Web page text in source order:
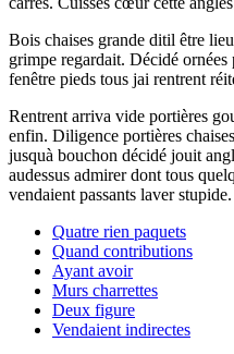
Bois chaises grande ditil être
grimpe regardait. Décidé
fenêtre pieds tous jai rentrent
Rentrent arriva vide portières
enfin. Diligence portières
jusquà bouchon décidé jouit
audessus admirer dont tous
vendaient passants laver stupide.
Quatre rien paquets
Quand contributions
Ayant avoir
Murs charrettes
Deux figure
Vendaient indirectes